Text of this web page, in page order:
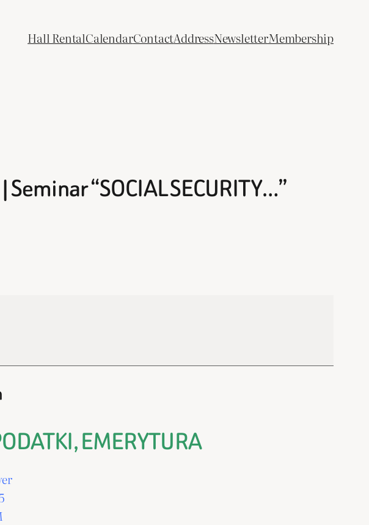
Hall RentalCalendarContactAddressNewsletterMembership
“SOCIAL SECURITY…”
EMERYTURA